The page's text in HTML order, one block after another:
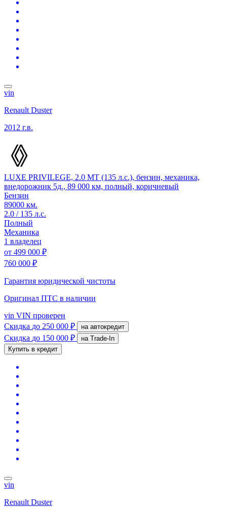
vin
Renault Duster
2012 г.в.
LUXE PRIVILEGE, 2.0 MT (135 л.с.), бензин, механика,
внедорожник 5д., 89 000 км, полный, коричневый
Бензин
89000 км.
2.0 / 135 л.с.
Полный
Механика
1 владелец
от 499 000 ₽
760 000 ₽
Гарантия юридической чистоты
Оригинал ПТС в наличии
vin VIN проверен
Скидка до 250 000 ₽ на автокредит
Скидка до 150 000 ₽
на Trade-In
Купить в кредит
vin
Renault Duster